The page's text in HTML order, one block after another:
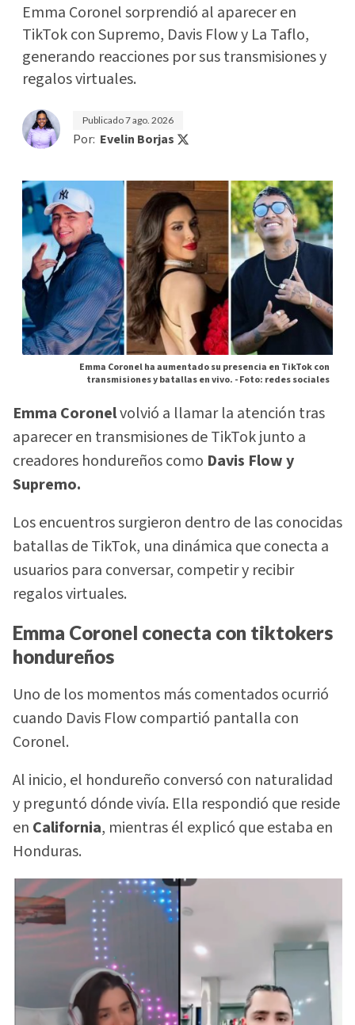
Emma Coronel sorprendió al aparecer en
TikTok con Supremo, Davis Flow y La Taflo,
generando reacciones por sus transmisiones y
regalos virtuales.
Publicado7 ago. 2026
Por: Evelin Borjas
Emma Coronel ha aumentado su presencia en TikTok con
transmisiones y batallas en vivo. -Foto: redes sociales
Emma Coronelvolvió a llamar la atención tras
aparecer en transmisiones de TikTok junto a
creadores hondureños como Davis Flow y
Supremo.
Los encuentros surgieron dentro de las conocidas
batallas de TikTok, una dinámica que conecta a
usuarios para conversar, competir y recibir
regalos virtuales.
Emma Coronel conecta con tiktokers
hondureños
Uno de los momentos más comentados ocurrió
cuando Davis Flow compartió pantalla con
Coronel.
Al inicio, el hondureño conversó con naturalidad
y preguntó dónde vivía. Ella respondió que reside
en California, mientras él explicó que estaba en
Honduras.